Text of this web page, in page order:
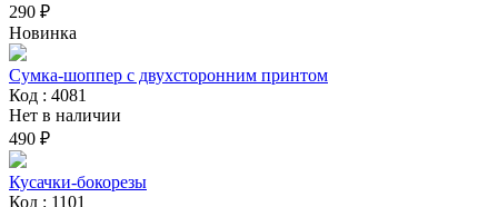
290 ₽
Новинка
Сумка-шоппер с двухсторонним принтом
Код : 4081
Нет в наличии
490 ₽
Кусачки-бокорезы
Код : 1101